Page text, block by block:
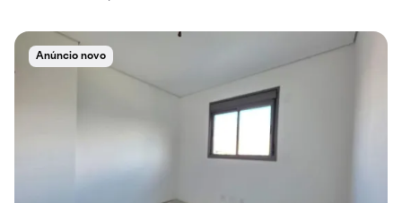
Anúncio novo